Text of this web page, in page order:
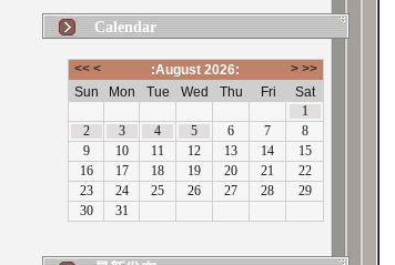
Calendar